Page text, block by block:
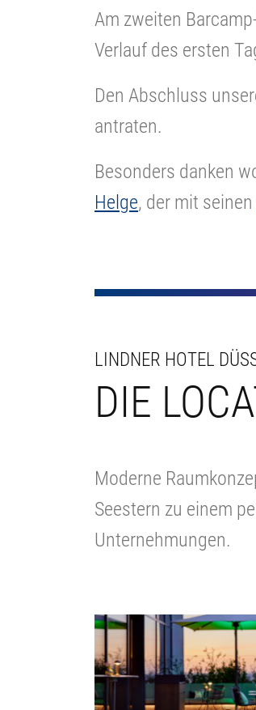
Am zweiten
Verlauf des ersten
Den Abschluss
antraten.
Besonders danken
Helge, der mit seinen
LINDNER HOTEL
DIE
Moderne
Seestern zu einem
Unternehmungen.